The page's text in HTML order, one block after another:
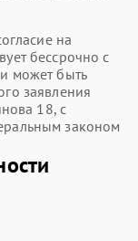
на
бессрочно с
может быть
заявления
18, с
законом